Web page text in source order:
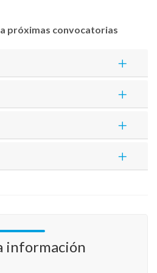
próximas convocatorias
información